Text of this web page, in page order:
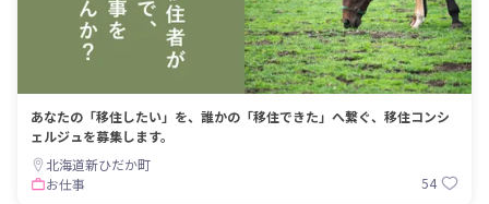
あなたの「移住したい」を、誰かの「移住できた」へ繋ぐ、移住コンシ
ェルジュを募集します。
北海道新ひだか町
お仕事
54